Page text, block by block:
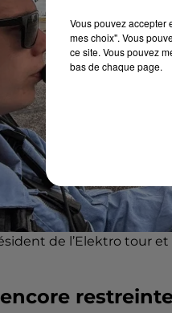
de l’Elektro tour
Vous pouvez accepter
mes choix". Vous
ce site. Vous pouvez
bas de chaque page.